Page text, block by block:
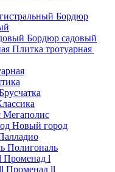
Бордюр
Бордюр садовый
Плитка тротуарная
Мегаполис
Новый город
Полигональ
Променад l
Променад ll